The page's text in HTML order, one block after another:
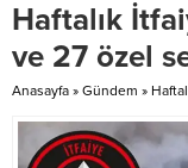
Değirmenlik Akıncılar
Belediyesi’ne bağlı
yaşayan 65 yaş üstü...
Haftalık
ve 27 özel
Anasayfa » Gündem »